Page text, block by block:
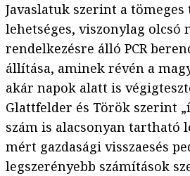
Javaslatuk szerint a tömeges
lehetséges, viszonylag olcsó
rendelkezésre álló PCR
állítása, aminek révén a
akár napok alatt is
Glattfelder és Török szerint
szám is alacsonyan tartható
mért gazdasági visszaesés
legszerényebb számítások